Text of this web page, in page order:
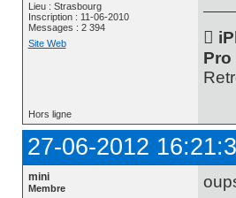
Lieu : Strasbourg
Inscription : 11-06-2010
Messages : 2 394
Site Web

Hors ligne
27-06-2012
mini
Membre